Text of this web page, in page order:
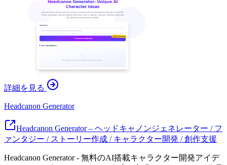
詳細を見る
Headcanon Generator
Headcanon Generator – ヘッドキャノンジェネレーター / フ
ァンタジー / ストーリー作成 / キャラクター開発 / 創作支援
Headcanon Generator - 無料のAI搭載キャラクター開発アイデ